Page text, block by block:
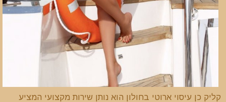
קליק כן עיסוי ארוטי בחולון הוא נותן שירות מקצועי המציע